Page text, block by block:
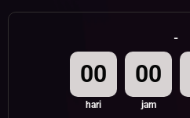
-
00
hari
00
jam